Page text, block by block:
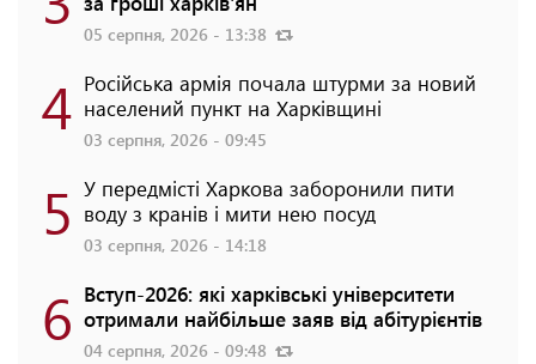
05 серпня, 2026 - 13:38
4 Російська армія почала штурми за новий
населений пункт на Харківщині
03 серпня, 2026 - 09:45
5 У передмісті Харкова заборонили пити
воду з кранів і мити нею посуд
03 серпня, 2026 - 14:18
6 Вступ-2026: які харківські університети
отримали найбільше заяв від абітурієнтів
04 серпня, 2026 - 09:48